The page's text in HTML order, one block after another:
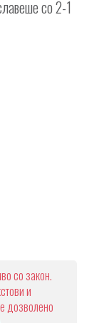
со 2-1
со закон.
и
дозволено